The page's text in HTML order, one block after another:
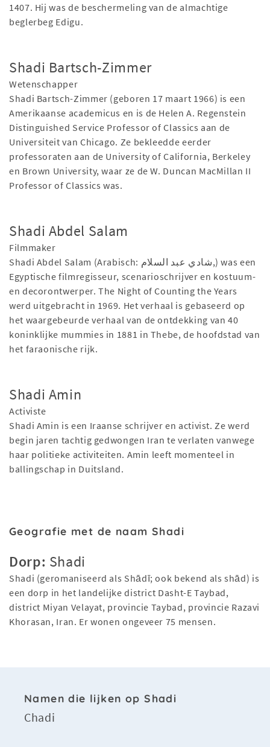
1407. Hij was de beschermeling van de almachtige
beglerbeg Edigu.
Shadi Bartsch-Zimmer
Wetenschapper
Shadi Bartsch-Zimmer (geboren 17 maart 1966) is een
Amerikaanse academicus en is de Helen A. Regenstein
Distinguished Service Professor of Classics aan de
Universiteit van Chicago. Ze bekleedde eerder
professoraten aan de University of California, Berkeley
en Brown University, waar ze de W. Duncan MacMillan II
Professor of Classics was.
Shadi Abdel Salam
Filmmaker
Shadi Abdel Salam (Arabisch: شادي عبد السلام,) was een
Egyptische filmregisseur, scenarioschrijver en kostuum-
en decorontwerper. The Night of Counting the Years
werd uitgebracht in 1969. Het verhaal is gebaseerd op
het waargebeurde verhaal van de ontdekking van 40
koninklijke mummies in 1881 in Thebe, de hoofdstad van
het faraonische rijk.
Shadi Amin
Activiste
Shadi Amin is een Iraanse schrijver en activist. Ze werd
begin jaren tachtig gedwongen Iran te verlaten vanwege
haar politieke activiteiten. Amin leeft momenteel in
ballingschap in Duitsland.
Geografie met de naam Shadi
Dorp: Shadi
Shadi (geromaniseerd als Shādī; ook bekend als shād) is
een dorp in het landelijke district Dasht-E Taybad,
district Miyan Velayat, provincie Taybad, provincie Razavi
Khorasan, Iran. Er wonen ongeveer 75 mensen.
Namen die lijken op Shadi
Chadi